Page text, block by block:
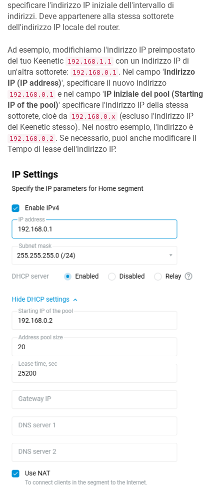
specificare l'indirizzo IP iniziale dell'intervallo di
indirizzi. Deve appartenere alla stessa sottorete
dell'indirizzo IP locale del router.
Ad esempio, modifichiamo l'indirizzo IP preimpostato
del tuo Keenetic 192.168.1.1
con un indirizzo IP di
un'altra sottorete:
192.168.0.1 . Nel campo 'Indirizzo
IP (IP address)', specificare il nuovo indirizzo
192.168.0.1 e nel campo 'IP iniziale del pool (Starting
IP of the pool)' specificare l'indirizzo IP della stessa
sottorete, cioè da
192.168.0.x
(escluso l'indirizzo IP
del Keenetic stesso). Nel nostro esempio, l'indirizzo è
192.168.0.2 . Se necessario, puoi anche modificare il
Tempo di lease dell'indirizzo IP.